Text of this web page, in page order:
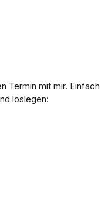
Termin mit mir. Einfach
loslegen: